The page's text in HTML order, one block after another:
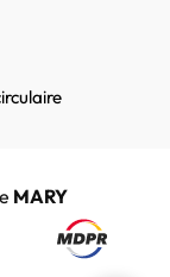
MARY